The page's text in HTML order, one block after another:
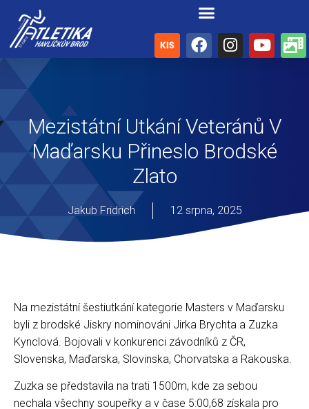
Mezistátní Utkání Veteránů V
Maďarsku Přineslo Brodské
Zlato
Jakub Fridrich 12 srpna, 2025
Na mezistátní šestiutkání kategorie Masters v Maďarsku
byli z brodské Jiskry nominováni Jirka Brychta a Zuzka
Kynclová. Bojovali v konkurenci závodníků z ČR,
Slovenska, Maďarska, Slovinska, Chorvatska a Rakouska.
Zuzka se představila na trati 1500m, kde za sebou
nechala všechny soupeřky a v čase 5:00,68 získala pro